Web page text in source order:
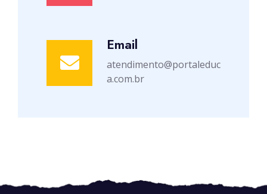
Email
atendimento@portaleduc
a.com.br